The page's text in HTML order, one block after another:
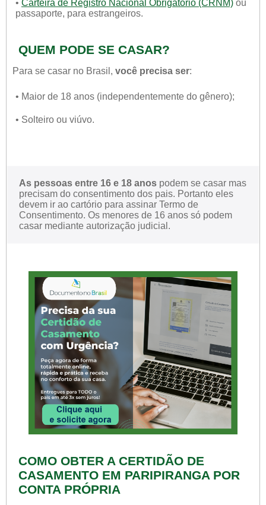
• Carteira de Registro Nacional Obrigatório (CRNM) ou
passaporte, para estrangeiros.
QUEM PODE SE CASAR?
Para se casar no Brasil, você precisa ser:
• Maior de 18 anos (independentemente do gênero);
• Solteiro ou viúvo.
As pessoas entre 16 e 18 anos podem se casar mas
precisam do consentimento dos pais. Portanto eles
devem ir ao cartório para assinar Termo de
Consentimento. Os menores de 16 anos só podem
casar mediante autorização judicial.
COMO OBTER A CERTIDÃO DE
CASAMENTO EM PARIPIRANGA POR
CONTA PRÓPRIA